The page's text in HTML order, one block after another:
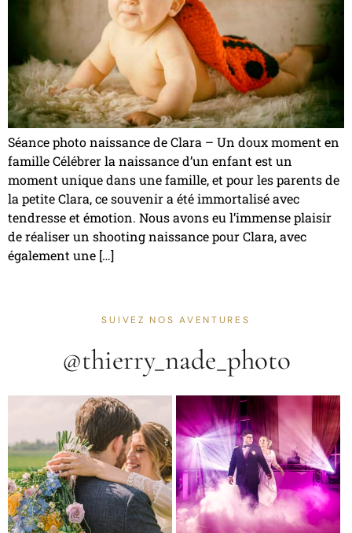
Séance photo naissance de Clara – Un doux moment en
famille Célébrer la naissance d’un enfant est un
moment unique dans une famille, et pour les parents de
la petite Clara, ce souvenir a été immortalisé avec
tendresse et émotion. Nous avons eu l’immense plaisir
de réaliser un shooting naissance pour Clara, avec
également une […]
SUIVEZ NOS AVENTURES
@thierry_nade_photo